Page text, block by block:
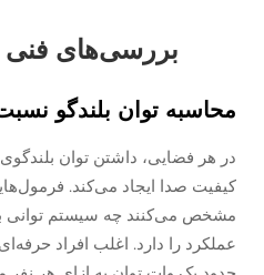
بررسی‌های فنی
محاسبه توان بلندگو
در هر فضایی، داشتن توان
کیفیت صدا ایجاد می‌کند.
مشخص می‌کنند چه سیستم توانی
عملکرد را دارد. اغلب افراد